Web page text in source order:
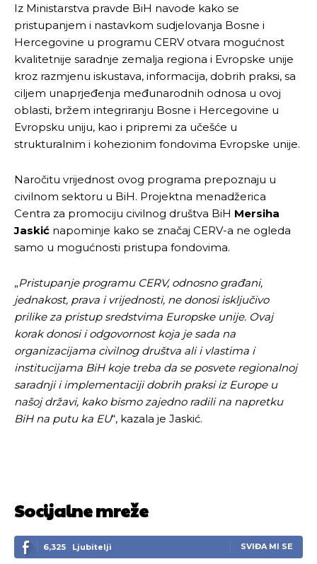
Pusti priču da živi!
Pusti priču da živi!
Iz Ministarstva pravde BiH navode kako se
pristupanjem i nastavkom sudjelovanja Bosne i
Hercegovine u programu CERV otvara mogućnost
kvalitetnije saradnje zemalja regiona i Evropske unije
kroz razmjenu iskustava, informacija, dobrih praksi, sa
ciljem unaprjeđenja međunarodnih odnosa u ovoj
oblasti, bržem integriranju Bosne i Hercegovine u
Evropsku uniju, kao i pripremi za učešće u
strukturalnim i kohezionim fondovima Evropske unije.
Naročitu vrijednost ovog programa prepoznaju u
civilnom sektoru u BiH. Projektna menadžerica
Centra za promociju civilnog društva BiH Mersiha
Jaskić napominje kako se značaj CERV-a ne ogleda
samo u mogućnosti pristupa fondovima.
„Pristupanje programu CERV, odnosno građani,
jednakost, prava i vrijednosti, ne donosi isključivo
prilike za pristup sredstvima Europske unije. Ovaj
korak donosi i odgovornost koja je sada na
organizacijama civilnog društva ali i vlastima i
institucijama BiH koje treba da se posvete regionalnoj
saradnji i implementaciji dobrih praksi iz Europe u
našoj državi, kako bismo zajedno radili na napretku
BiH na putu ka EU“, kazala je Jaskić.
Socijalne mreže
6,325 Ljubitelji SVIĐA MI SE